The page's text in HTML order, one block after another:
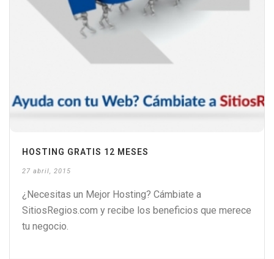
HOSTING GRATIS 12 MESES
27 abril, 2015
¿Necesitas un Mejor Hosting? Cámbiate a
SitiosRegios.com y recibe los beneficios que merece
tu negocio.